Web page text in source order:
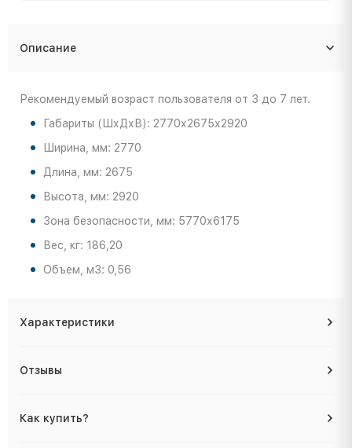
Описание
Рекомендуемый возраст пользователя от 3 до 7 лет.
Габариты (ШхДхВ): 2770х2675х2920
Ширина, мм: 2770
Длина, мм: 2675
Высота, мм: 2920
Зона безопасности, мм: 5770х6175
Вес, кг: 186,20
Объем, м3: 0,56
Характеристики
Отзывы
Как купить?